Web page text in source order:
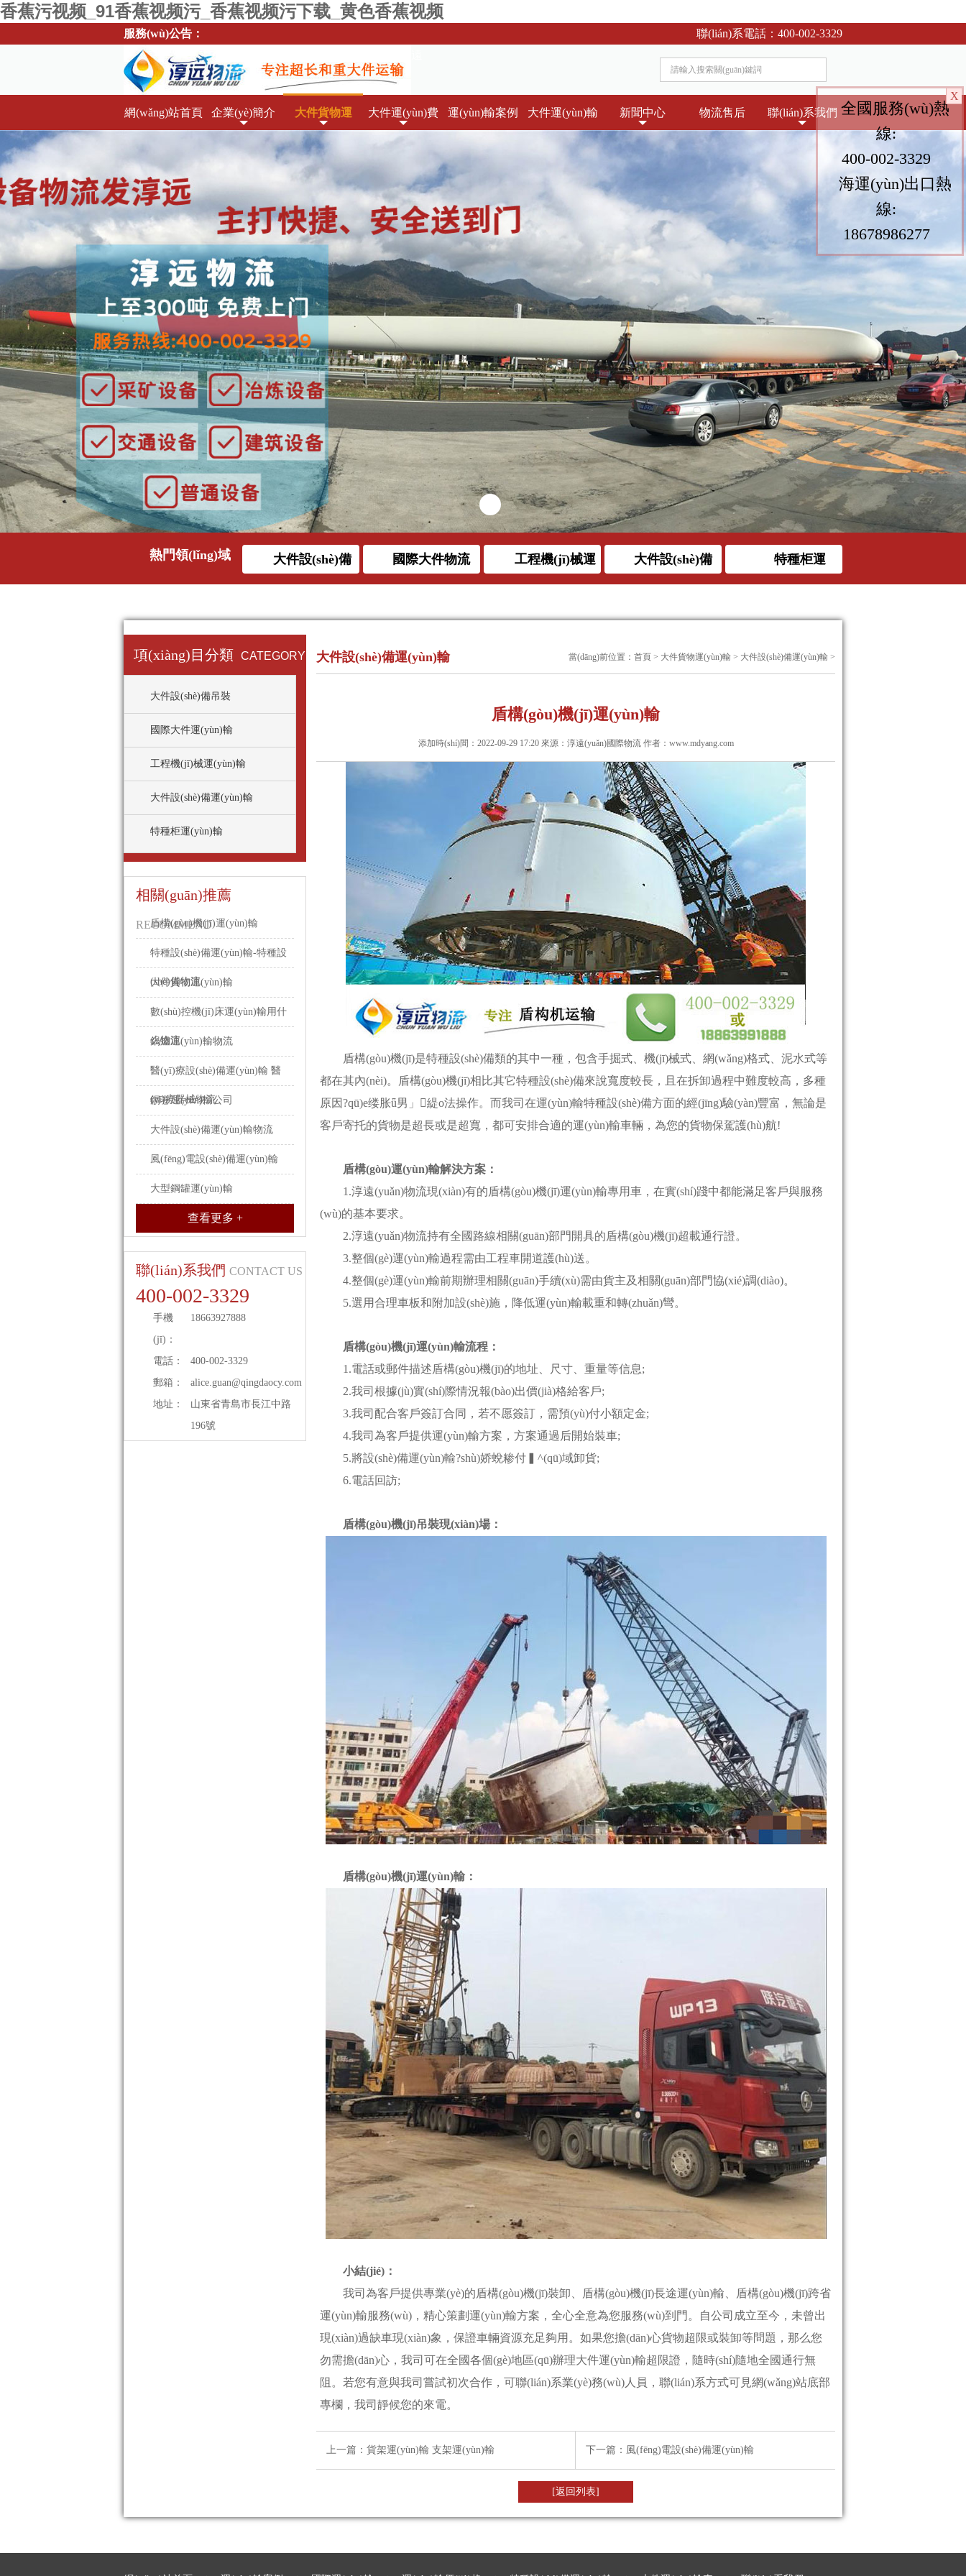
香蕉污视频_91香蕉视频污_香蕉视频污下载_黄色香蕉视频
服務(wù)公告：
體驗(yàn)大件設(shè)備一站式運(yùn)輸服務(wù)，就選淳遠
(yuǎn)！
聯(lián)系電話： 400-002-3329
網(wǎng)站首頁 企業(yè)簡介 大件貨物運
(yùn)輸
大件運(yùn)費 運(yùn)輸案例 大件運(yùn)輸 新聞中心 物流售后 聯(lián)系我們
熱門領(lǐng)域
大件設(shè)備
吊裝
國際大件物流
工程機(jī)械運
(yùn)輸
大件設(shè)備
運(yùn)輸
特種柜運
(yùn)輸
項(xiàng)目分類 CATEGORY
大件設(shè)備吊裝
國際大件運(yùn)輸
工程機(jī)械運(yùn)輸
大件設(shè)備運(yùn)輸
特種柜運(yùn)輸
相關(guān)推薦
RECOMMEND
盾構(gòu)機(jī)運(yùn)輸
特種設(shè)備運(yùn)輸-特種設
(shè)備物流
大件貨物運(yùn)輸
數(shù)控機(jī)床運(yùn)輸用什
么物流
鍋爐運(yùn)輸物流
醫(yī)療設(shè)備運(yùn)輸 醫
(yī)療器械物流
鋼卷運(yùn)輸公司
大件設(shè)備運(yùn)輸物流
風(fēng)電設(shè)備運(yùn)輸
大型鋼罐運(yùn)輸
查看更多 +
聯(lián)系我們 CONTACT US
400-002-3329
手機
(jī)：
18663927888
電話：
400-002-3329
郵箱：
alice.guan@qingdaocy.com
地址：
山東省青島市長江中路
196號
大件設(shè)備運(yùn)輸 當(dāng)前位置： 首頁 > 大件貨物運(yùn)輸 > 大件設(shè)備運(yùn)輸 >
盾構(gòu)機(jī)運(yùn)輸
添加時(shí)間：2022-09-29 17:20 來源：淳遠(yuǎn)國際物流 作者： www.mdyang.com
盾構(gòu)機(jī)是特種設(shè)備類的其中一種，包含手掘式、機(jī)械式、網(wǎng)格式、泥水式等
都在其內(nèi)。盾構(gòu)機(jī)相比其它特種設(shè)備來說寬度較長，且在拆卸過程中難度較高，多種
原因?qū)е缕胀ǖ男」緹o法操作。而我司在運(yùn)輸特種設(shè)備方面的經(jīng)驗(yàn)豐富，無論是
客戶寄托的貨物是超長或是超寬，都可安排合適的運(yùn)輸車輛，為您的貨物保駕護(hù)航!
盾構(gòu)運(yùn)輸解決方案：
1.淳遠(yuǎn)物流現(xiàn)有的盾構(gòu)機(jī)運(yùn)輸專用車，在實(shí)踐中都能滿足客戶與服務
(wù)的基本要求。
2.淳遠(yuǎn)物流持有全國路線相關(guān)部門開具的盾構(gòu)機(jī)超載通行證。
3.整個(gè)運(yùn)輸過程需由工程車開道護(hù)送。
4.整個(gè)運(yùn)輸前期辦理相關(guān)手續(xù)需由貨主及相關(guān)部門協(xié)調(diào)。
5.選用合理車板和附加設(shè)施，降低運(yùn)輸載重和轉(zhuǎn)彎。
盾構(gòu)機(jī)運(yùn)輸流程：
1.電話或郵件描述盾構(gòu)機(jī)的地址、尺寸、重量等信息;
2.我司根據(jù)實(shí)際情況報(bào)出價(jià)格給客戶;
3.我司配合客戶簽訂合同，若不愿簽訂，需預(yù)付小額定金;
4.我司為客戶提供運(yùn)輸方案，方案通過后開始裝車;
5.將設(shè)備運(yùn)輸?shù)娇蛻糁付▍^(qū)域卸貨;
6.電話回訪;
盾構(gòu)機(jī)吊裝現(xiàn)場：
盾構(gòu)機(jī)運(yùn)輸：
小結(jié)：
我司為客戶提供專業(yè)的盾構(gòu)機(jī)裝卸、盾構(gòu)機(jī)長途運(yùn)輸、盾構(gòu)機(jī)跨省
運(yùn)輸服務(wù)，精心策劃運(yùn)輸方案，全心全意為您服務(wù)到門。自公司成立至今，未曾出
現(xiàn)過缺車現(xiàn)象，保證車輛資源充足夠用。如果您擔(dān)心貨物超限或裝卸等問題，那么您
勿需擔(dān)心，我司可在全國各個(gè)地區(qū)辦理大件運(yùn)輸超限證，隨時(shí)隨地全國通行無
阻。若您有意與我司嘗試初次合作，可聯(lián)系業(yè)務(wù)人員，聯(lián)系方式可見網(wǎng)站底部
專欄，我司靜候您的來電。
上一篇： 貨架運(yùn)輸 支架運(yùn)輸 下一篇： 風(fēng)電設(shè)備運(yùn)輸
[返回列表]
X
全國服務(wù)熱
線:
400-002-3329
海運(yùn)出口熱
線:
18678986277